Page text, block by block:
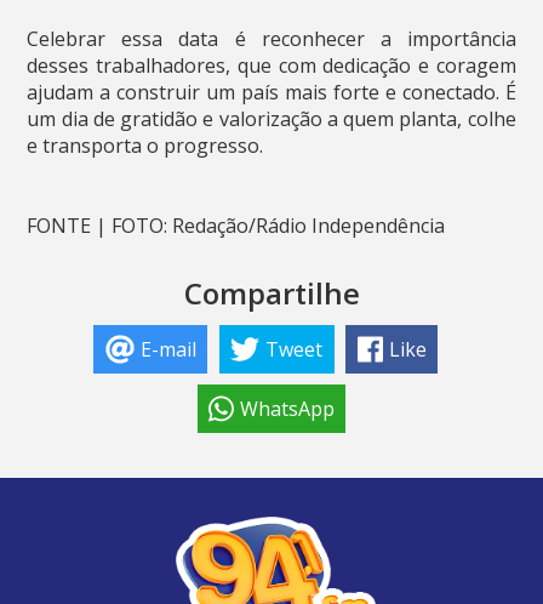
Celebrar essa data é reconhecer a importância
desses trabalhadores, que com dedicação e coragem
ajudam a construir um país mais forte e conectado. É
um dia de gratidão e valorização a quem planta, colhe
e transporta o progresso.
FONTE | FOTO: Redação/Rádio Independência
Compartilhe
E-mail Tweet Like
WhatsApp